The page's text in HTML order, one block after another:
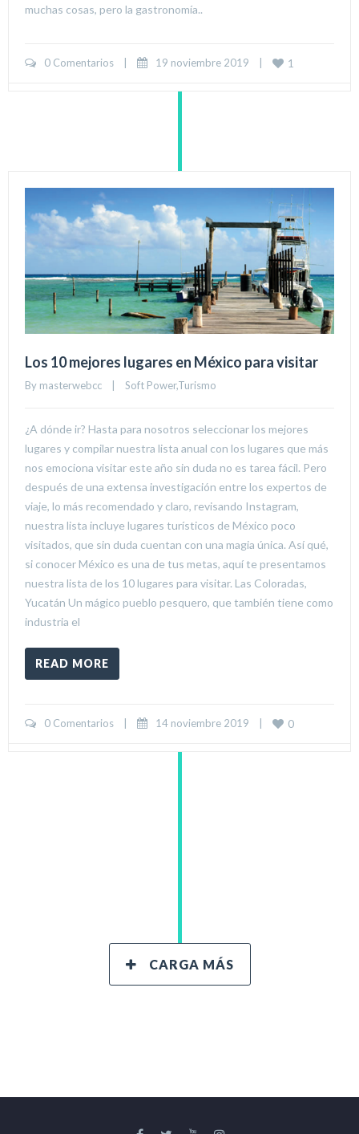
muchas cosas, pero la gastronomía..
0 Comentarios 19 noviembre 2019 1
Los 10 mejores lugares en México para visitar
By masterwebcc Soft Power,Turismo
¿A dónde ir? Hasta para nosotros seleccionar los mejores
lugares y compilar nuestra lista anual con los lugares que más
nos emociona visitar este año sin duda no es tarea fácil. Pero
después de una extensa investigación entre los expertos de
viaje, lo más recomendado y claro, revisando Instagram,
nuestra lista incluye lugares turísticos de México poco
visitados, que sin duda cuentan con una magia única. Así qué,
si conocer México es una de tus metas, aquí te presentamos
nuestra lista de los 10 lugares para visitar. Las Coloradas,
Yucatán Un mágico pueblo pesquero, que también tiene como
industria el
READ MORE
0 Comentarios 14 noviembre 2019 0
CARGA MÁS